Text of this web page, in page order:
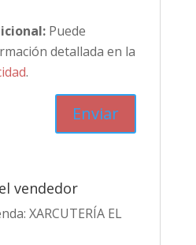
Puede
detallada en la
.
vendedor
XARCUTERÍA EL